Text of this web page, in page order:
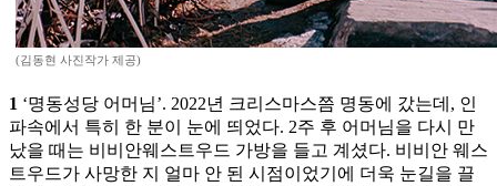
(김동현 사진작가 제공)
1 ‘명동성당 어머님’. 2022년 크리스마스쯤 명동에 갔는데, 인
파속에서 특히 한 분이 눈에 띄었다. 2주 후 어머님을 다시 만
났을 때는 비비안웨스트우드 가방을 들고 계셨다. 비비안 웨스
트우드가 사망한 지 얼마 안 된 시점이었기에 더욱 눈길을 끌